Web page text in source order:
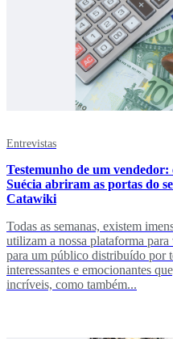
Entrevistas
Testemunho de um
Suécia abriram as portas do
Catawiki
Todas as semanas, existem
utilizam a nossa plataforma
para um público distribuído por
interessantes e emocionantes
incríveis, como também...